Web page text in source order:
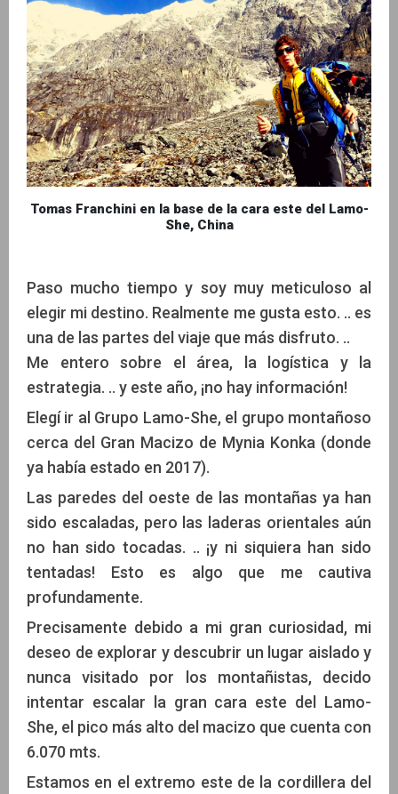
Tomas Franchini en la base de la cara este del Lamo-
She, China
Paso mucho tiempo y soy muy meticuloso al
elegir mi destino. Realmente me gusta esto. .. es
una de las partes del viaje que más disfruto. ..
Me entero sobre el área, la logística y la
estrategia. .. y este año, ¡no hay información!
Elegí ir al Grupo Lamo-She, el grupo montañoso
cerca del Gran Macizo de Mynia Konka (donde
ya había estado en 2017).
Las paredes del oeste de las montañas ya han
sido escaladas, pero las laderas orientales aún
no han sido tocadas. .. ¡y ni siquiera han sido
tentadas! Esto es algo que me cautiva
profundamente.
Precisamente debido a mi gran curiosidad, mi
deseo de explorar y descubrir un lugar aislado y
nunca visitado por los montañistas, decido
intentar escalar la gran cara este del Lamo-
She, el pico más alto del macizo que cuenta con
6.070 mts.
Estamos en el extremo este de la cordillera del